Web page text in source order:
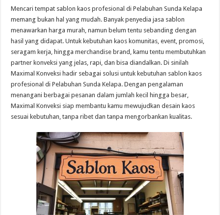
Mencari tempat sablon kaos profesional di Pelabuhan Sunda Kelapa
memang bukan hal yang mudah. Banyak penyedia jasa sablon
menawarkan harga murah, namun belum tentu sebanding dengan
hasil yang didapat. Untuk kebutuhan kaos komunitas, event, promosi,
seragam kerja, hingga merchandise brand, kamu tentu membutuhkan
partner konveksi yang jelas, rapi, dan bisa diandalkan. Di sinilah
Maximal Konveksi hadir sebagai solusi untuk kebutuhan sablon kaos
profesional di Pelabuhan Sunda Kelapa. Dengan pengalaman
menangani berbagai pesanan dalam jumlah kecil hingga besar,
Maximal Konveksi siap membantu kamu mewujudkan desain kaos
sesuai kebutuhan, tanpa ribet dan tanpa mengorbankan kualitas.